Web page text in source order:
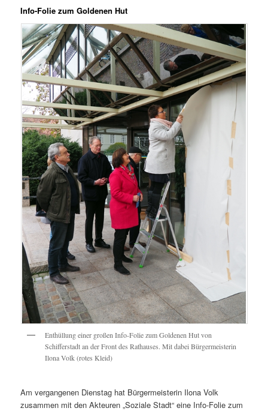
Info-Folie zum Goldenen Hut
Enthüllung einer großen Info-Folie zum Goldenen Hut von
Schifferstadt an der Front des Rathauses. Mit dabei Bürgermeisterin
Ilona Volk (rotes Kleid)
Am vergangenen Dienstag hat Bürgermeisterin Ilona Volk
zusammen mit den Akteuren „Soziale Stadt“ eine Info-Folie zum